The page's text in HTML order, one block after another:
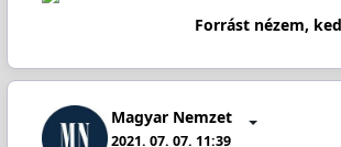
Forrást nézem,
Magyar Nemzet
2021. 07. 07. 11:39